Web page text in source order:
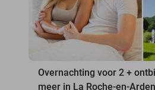
Overnachting voor 2 +
meer in La Roche-en-